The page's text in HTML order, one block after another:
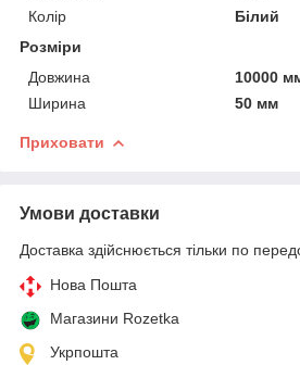
Колір
Білий
Розміри
Довжина
10000
Ширина
50 мм
Приховати
Умови доставки
Доставка здійснюється тільки по
Нова Пошта
Магазини Rozetka
Укрпошта